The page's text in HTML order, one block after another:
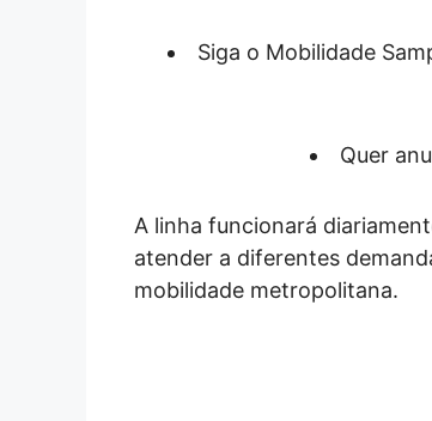
Siga o Mobilidade
Quer
A linha funcionará
atender a diferentes
mobilidade metropolitana.